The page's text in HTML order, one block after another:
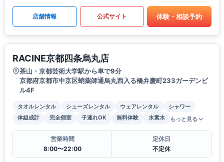
店舗情報 公式サイト 体験・相談予約
RACINE京都四条烏丸店
茶山・京都芸術大学駅から車で9分
京都府京都市中京区蛸薬師通烏丸西入る橋弁慶町233ガーデンビ
ル4F
タオルレンタル シューズレンタル ウェアレンタル
シャワー
体組成計
完全個室 子連れOK 無料体験 水素水 もっと見る
営業時間
8:00〜22:00
定休日
不定休